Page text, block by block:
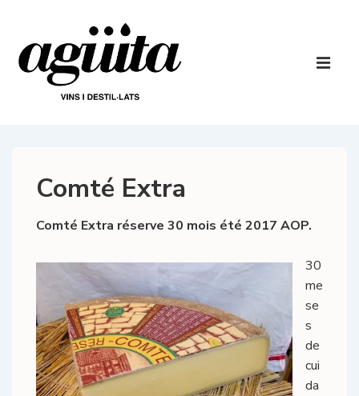
contenido
principal
Comté Extra
Comté Extra réserve 30 mois été 2017 AOP.
30
me
se
s
de
cui
da